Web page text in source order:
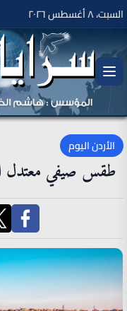
السبت، ٨ أغسطس ٢٠٢٦
الأردن اليوم
طقس صيفي معتدل